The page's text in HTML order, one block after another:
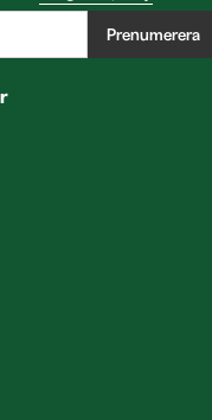
Prenumerera